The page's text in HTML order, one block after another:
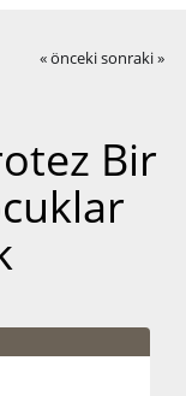
« önceki sonraki »
Bir